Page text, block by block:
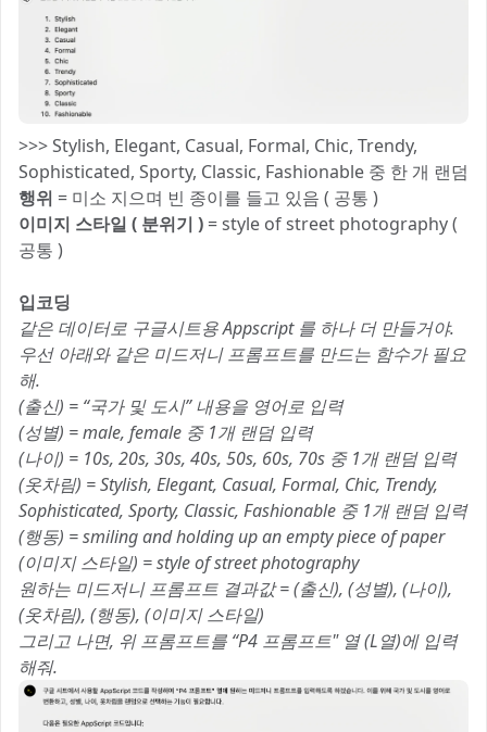
>>> Stylish, Elegant, Casual, Formal, Chic, Trendy,
Sophisticated, Sporty, Classic, Fashionable 중 한 개 랜덤
행위 = 미소 지으며 빈 종이를 들고 있음 ( 공통 )
이미지 스타일 ( 분위기 ) = style of street photography (
공통 )
입코딩
같은 데이터로 구글시트용 Appscript 를 하나 더 만들거야.
우선 아래와 같은 미드저니 프롬프트를 만드는 함수가 필요
해.
(출신) = “국가 및 도시” 내용을 영어로 입력
(성별) = male, female 중 1개 랜덤 입력
(나이) = 10s, 20s, 30s, 40s, 50s, 60s, 70s 중 1개 랜덤 입력
(옷차림) = Stylish, Elegant, Casual, Formal, Chic, Trendy,
Sophisticated, Sporty, Classic, Fashionable 중 1개 랜덤 입력
(행동) = smiling and holding up an empty piece of paper
(이미지 스타일) = style of street photography
원하는 미드저니 프롬프트 결과값 = (출신), (성별), (나이),
(옷차림), (행동), (이미지 스타일)
그리고 나면, 위 프롬프트를 “P4 프롬프트" 열 (L열)에 입력
해줘.